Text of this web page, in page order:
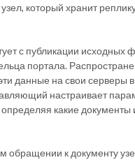
который хранит
с публикации исходных
портала.
данные на свои серверы
настраивает
какие документы
обращении к документу